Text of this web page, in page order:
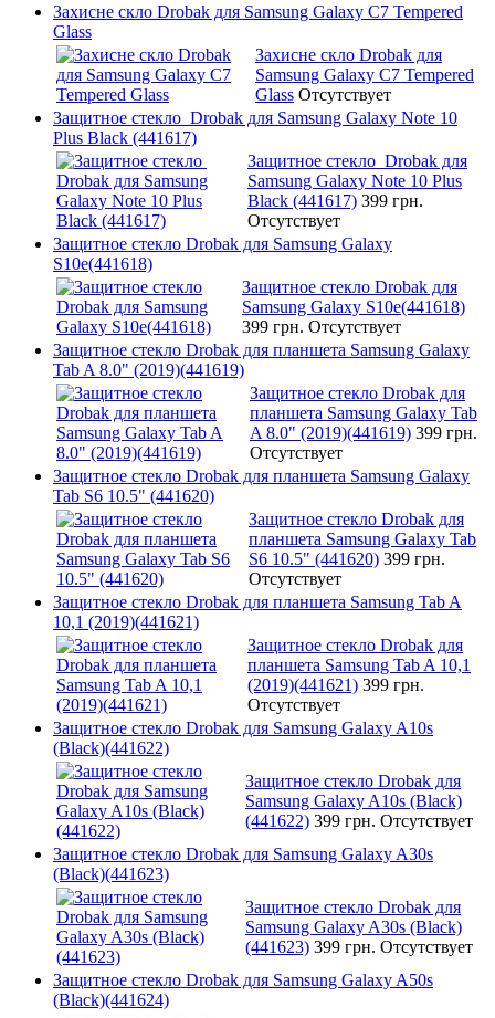
Захисне скло Drobak для Samsung Galaxy C7 Tempered
Glass
Захисне скло Drobak для
Samsung Galaxy C7 Tempered
Glass Отсутствует
Защитное стекло Drobak для Samsung Galaxy Note 10
Plus Black (441617)
Защитное стекло Drobak для
Samsung Galaxy Note 10 Plus
Black (441617) 399 грн.
Отсутствует
Защитное стекло Drobak для Samsung Galaxy
S10e(441618)
Защитное стекло Drobak для
Samsung Galaxy S10e(441618)
399 грн. Отсутствует
Защитное стекло Drobak для планшета Samsung Galaxy
Tab A 8.0" (2019)(441619)
Защитное стекло Drobak для
планшета Samsung Galaxy Tab
A 8.0" (2019)(441619) 399 грн.
Отсутствует
Защитное стекло Drobak для планшета Samsung Galaxy
Tab S6 10.5" (441620)
Защитное стекло Drobak для
планшета Samsung Galaxy Tab
S6 10.5" (441620) 399 грн.
Отсутствует
Защитное стекло Drobak для планшета Samsung Tab A
10,1 (2019)(441621)
Защитное стекло Drobak для
планшета Samsung Tab A 10,1
(2019)(441621) 399 грн.
Отсутствует
Защитное стекло Drobak для Samsung Galaxy A10s
(Black)(441622)
Защитное стекло Drobak для
Samsung Galaxy A10s (Black)
(441622) 399 грн. Отсутствует
Защитное стекло Drobak для Samsung Galaxy A30s
(Black)(441623)
Защитное стекло Drobak для
Samsung Galaxy A30s (Black)
(441623) 399 грн. Отсутствует
Защитное стекло Drobak для Samsung Galaxy A50s
(Black)(441624)